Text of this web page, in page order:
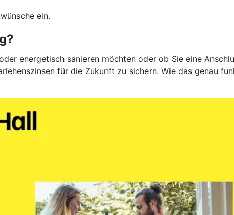
ein.
energetisch sanieren möchten oder ob Sie eine
für die Zukunft zu sichern. Wie das genau